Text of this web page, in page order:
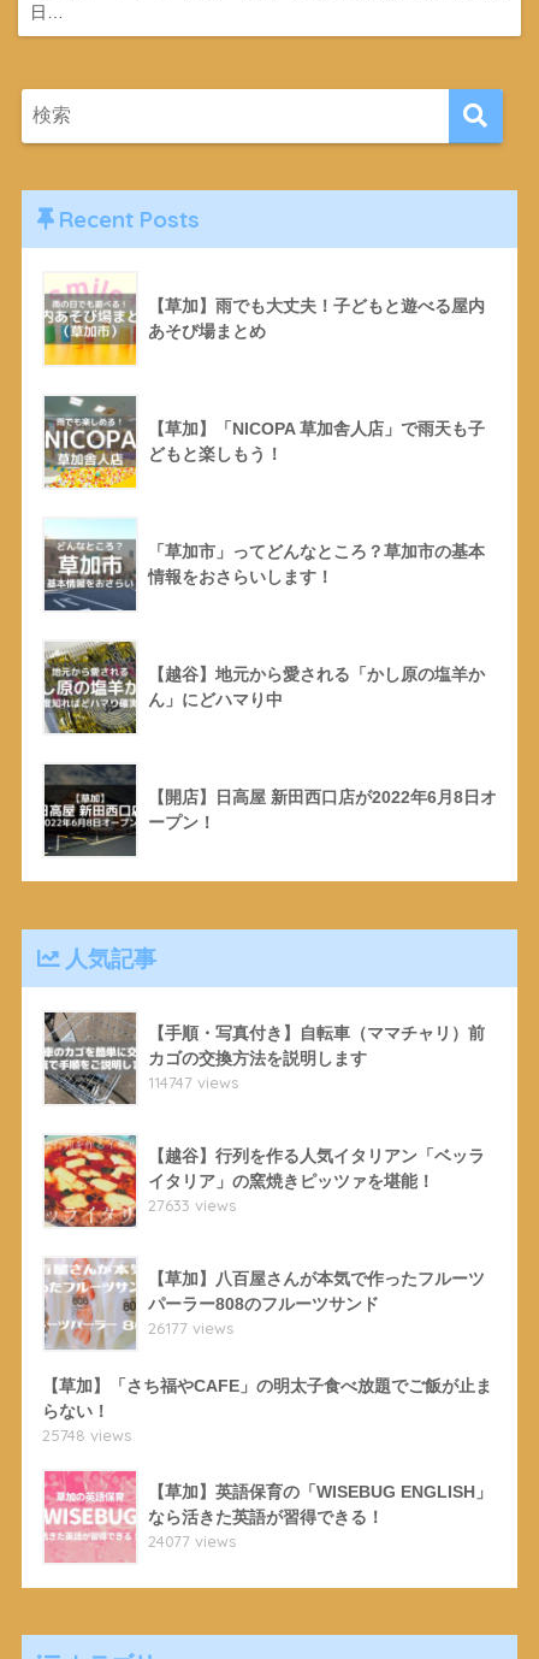
日…
Recent Posts
【草加】雨でも大丈夫！子どもと遊べる屋内
あそび場まとめ
【草加】「NICOPA 草加舎人店」で雨天も子
どもと楽しもう！
「草加市」ってどんなところ？草加市の基本
情報をおさらいします！
【越谷】地元から愛される「かし原の塩羊か
ん」にどハマり中
【開店】日高屋 新田西口店が2022年6月8日オ
ープン！
人気記事
【手順・写真付き】自転車（ママチャリ）前
カゴの交換方法を説明します
114747 views
【越谷】行列を作る人気イタリアン「ベッラ
イタリア」の窯焼きピッツァを堪能！
27633 views
【草加】八百屋さんが本気で作ったフルーツ
パーラー808のフルーツサンド
26177 views
【草加】「さち福やCAFE」の明太子食べ放題でご飯が止ま
らない！
25748 views
【草加】英語保育の「WISEBUG ENGLISH」
なら活きた英語が習得できる！
24077 views